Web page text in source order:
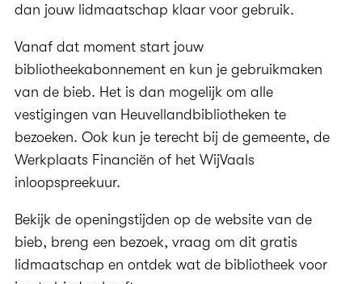
dan jouw lidmaatschap klaar voor gebruik.
Vanaf dat moment start jouw
bibliotheekabonnement en kun je gebruikmaken
van de bieb. Het is dan mogelijk om alle
vestigingen van Heuvellandbibliotheken te
bezoeken. Ook kun je terecht bij de gemeente, de
Werkplaats Financiën of het WijVaals
inloopspreekuur.
Bekijk de openingstijden op de website van de
bieb, breng een bezoek, vraag om dit gratis
lidmaatschap en ontdek wat de bibliotheek voor